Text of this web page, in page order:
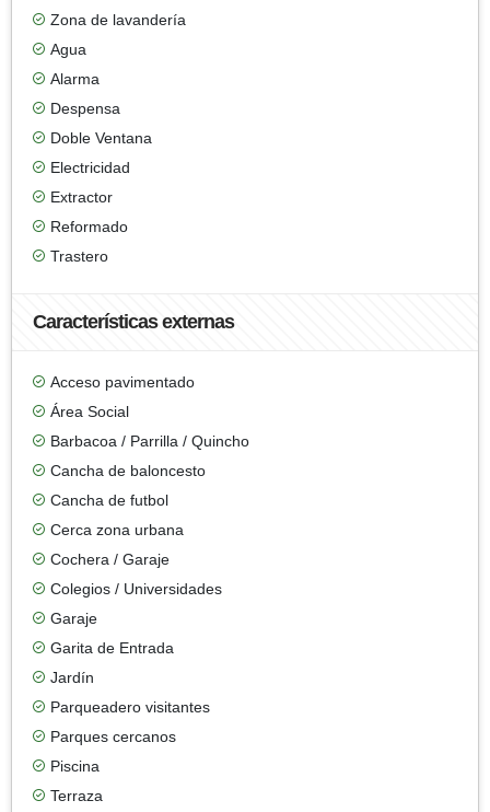
Zona de lavandería
Agua
Alarma
Despensa
Doble Ventana
Electricidad
Extractor
Reformado
Trastero
Características externas
Acceso pavimentado
Área Social
Barbacoa / Parrilla / Quincho
Cancha de baloncesto
Cancha de futbol
Cerca zona urbana
Cochera / Garaje
Colegios / Universidades
Garaje
Garita de Entrada
Jardín
Parqueadero visitantes
Parques cercanos
Piscina
Terraza